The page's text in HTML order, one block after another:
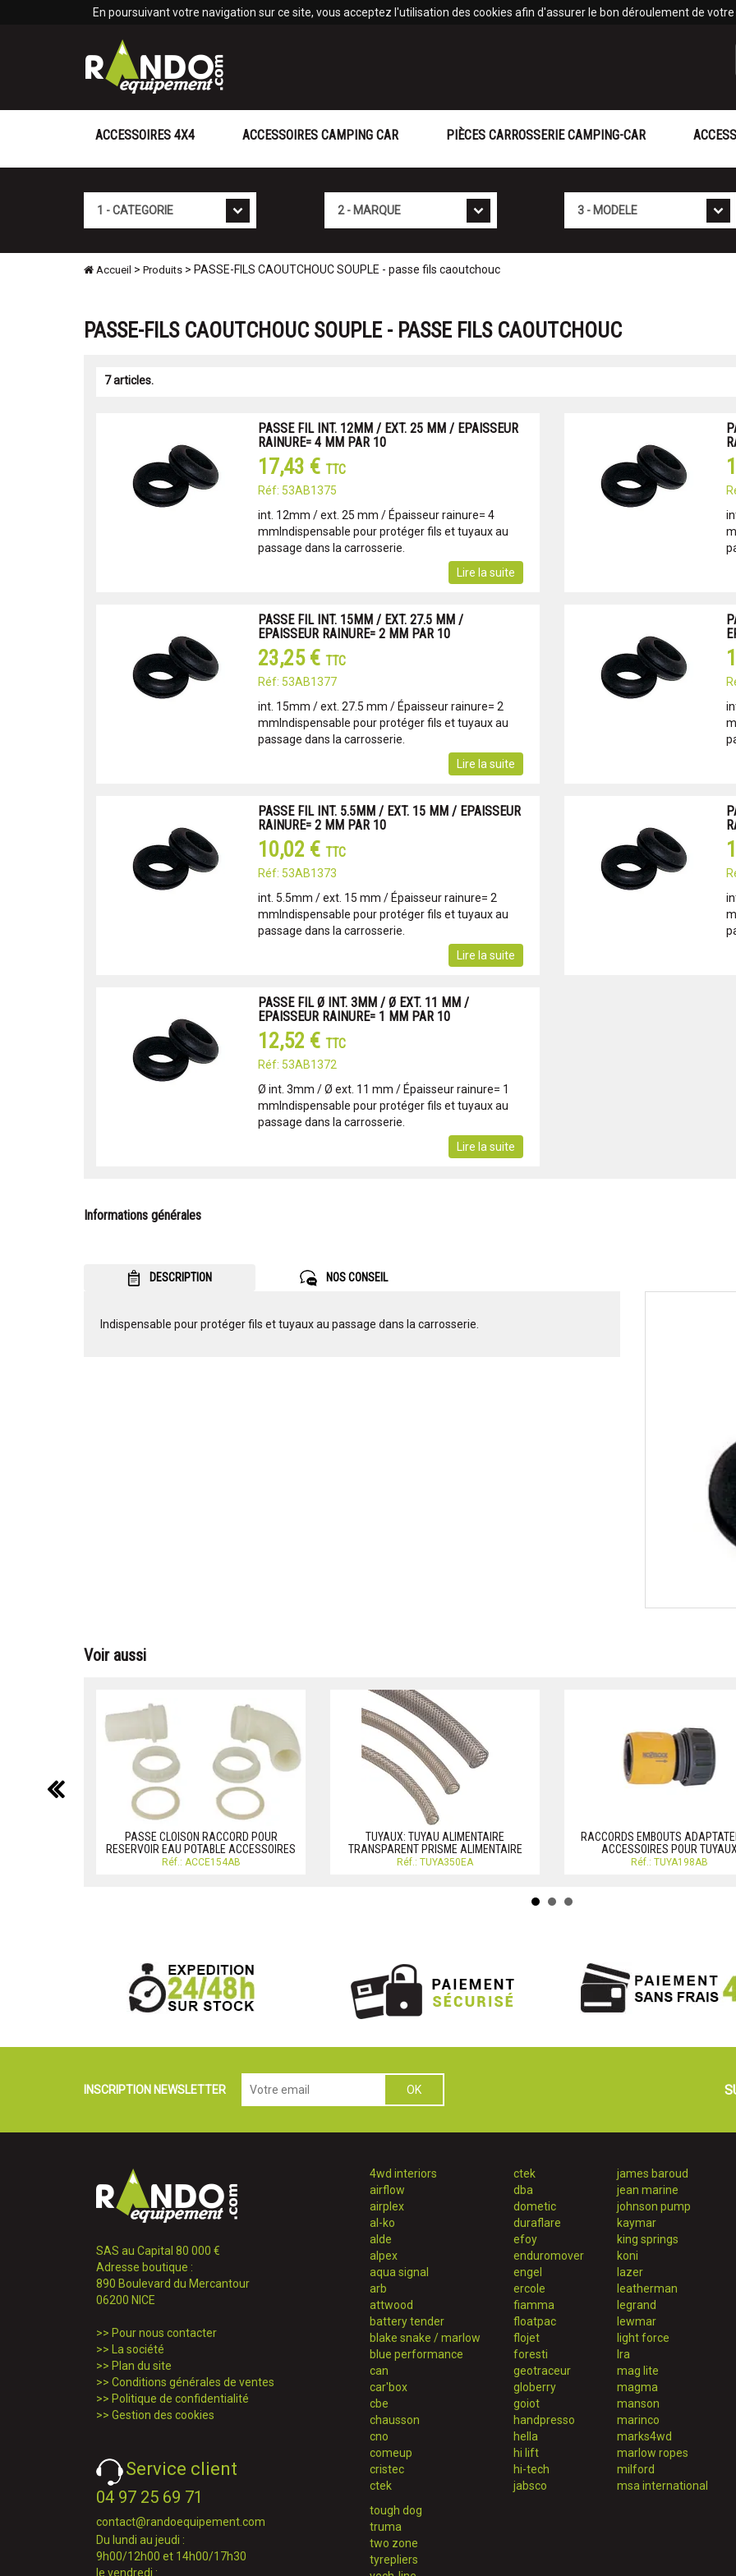
En poursuivant votre navigation sur ce site, vous acceptez l'utilisation des cookies afin d'assurer le bon déroulement de
ACCESSOIRES 4X4 ACCESSOIRES CAMPING CAR PIÈCES CARROSSERIE CAMPING-CAR
Accueil > Produits > PASSE-FILS CAOUTCHOUC SOUPLE - passe fils caoutchouc
PASSE-FILS CAOUTCHOUC SOUPLE - PASSE FILS CAOUTCHOUC
7 articles.
PASSE FIL INT. 12MM / EXT. 25 MM / EPAISSEUR
RAINURE= 4 MM PAR 10
17,43 € TTC
Réf: 53AB1375
int. 12mm / ext. 25 mm / Épaisseur rainure= 4
mmIndispensable pour protéger fils et tuyaux au
passage dans la carrosserie.
Lire la suite
PASSE FIL INT. 15MM / EXT. 27.5 MM /
EPAISSEUR RAINURE= 2 MM PAR 10
23,25 € TTC
Réf: 53AB1377
int. 15mm / ext. 27.5 mm / Épaisseur rainure= 2
mmIndispensable pour protéger fils et tuyaux au
passage dans la carrosserie.
Lire la suite
PASSE FIL INT. 5.5MM / EXT. 15 MM / EPAISSEUR
RAINURE= 2 MM PAR 10
10,02 € TTC
Réf: 53AB1373
int. 5.5mm / ext. 15 mm / Épaisseur rainure= 2
mmIndispensable pour protéger fils et tuyaux au
passage dans la carrosserie.
Lire la suite
PASSE FIL Ø INT. 3MM / Ø EXT. 11 MM /
EPAISSEUR RAINURE= 1 MM PAR 10
12,52 € TTC
Réf: 53AB1372
Ø int. 3mm / Ø ext. 11 mm / Épaisseur rainure= 1
mmIndispensable pour protéger fils et tuyaux au
passage dans la carrosserie.
Lire la suite
Informations générales
DESCRIPTION NOS CONSEIL
Indispensable pour protéger fils et tuyaux au passage dans la carrosserie.
Voir aussi
PASSE CLOISON RACCORD POUR
RESERVOIR EAU POTABLE ACCESSOIRES
Réf.: ACCE154AB
TUYAUX: TUYAU ALIMENTAIRE
TRANSPARENT PRISME ALIMENTAIRE
Réf.: TUYA350EA
RACCORDS EMBOUTS
ACCESSOIRES POUR TUYAUX
Réf.: TUYA198AB
précédent
INSCRIPTION NEWSLETTER
SAS au Capital 80 000 €
Adresse boutique :
890 Boulevard du Mercantour
06200 NICE
>> Pour nous contacter
>>
La société
>> Plan du site
>> Conditions générales de ventes
>> Politique de confidentialité
>> Gestion des cookies
Service client
04 97 25 69 71
contact@randoequipement.com
Du lundi au jeudi :
9h00/12h00 et 14h00/17h30
le vendredi :
4wd interiors
airflow
airplex
al-ko
alde
alpex
aqua signal
arb
attwood
battery tender
blake snake / marlow
blue performance
can
car'box
cbe
chausson
cno
comeup
cristec
ctek
ctek
dba
dometic
duraflare
efoy
enduromover
engel
ercole
fiamma
floatpac
flojet
foresti
geotraceur
globerry
goiot
handpresso
hella
hi lift
hi-tech
jabsco
james baroud
jean marine
johnson pump
kaymar
king springs
koni
lazer
leatherman
legrand
lewmar
light force
lra
mag lite
magma
manson
marinco
marks4wd
marlow ropes
milford
msa international
tough dog
truma
two zone
tyrepliers
Panneau de gestion des cookies